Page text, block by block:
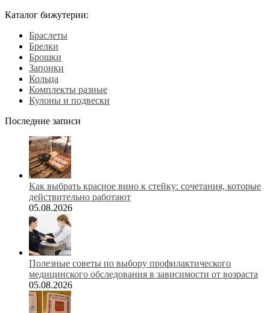
Каталог бижутерии:
Браслеты
Брелки
Брошки
Запонки
Кольца
Комплекты разные
Кулоны и подвески
Последние записи
Как выбрать красное вино к стейку: сочетания, которые
действительно работают
05.08.2026
Полезные советы по выбору профилактического
медицинского обследования в зависимости от возраста
05.08.2026